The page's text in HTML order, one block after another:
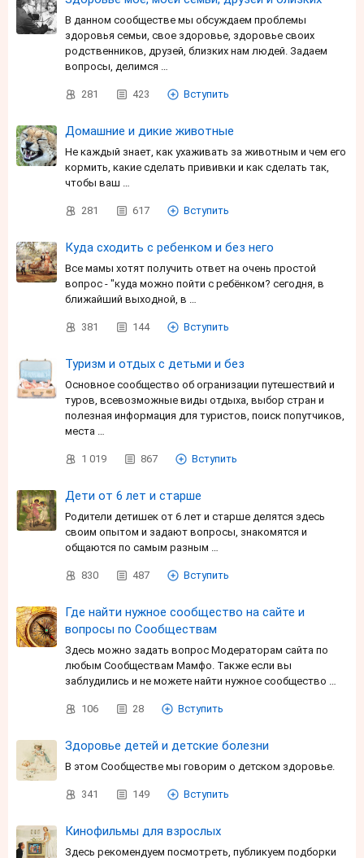
В данном сообществе мы обсуждаем проблемы
здоровья семьи, свое здоровье, здоровье своих
родственников, друзей, близких нам людей. Задаем
вопросы, делимся …
281 423 Вступить
Домашние и дикие животные
Не каждый знает, как ухаживать за животным и чем его
кормить, какие сделать прививки и как сделать так,
чтобы ваш …
281 617 Вступить
Куда сходить с ребенком и без него
Все мамы хотят получить ответ на очень простой
вопрос - "куда можно пойти с ребёнком? сегодня, в
ближайший выходной, в …
381 144 Вступить
Туризм и отдых с детьми и без
Основное сообщество об огранизации путешествий и
туров, всевозможные виды отдыха, выбор стран и
полезная информация для туристов, поиск попутчиков,
места …
1 019 867 Вступить
Дети от 6 лет и старше
Родители детишек от 6 лет и старше делятся здесь
своим опытом и задают вопросы, знакомятся и
общаются по самым разным …
830 487 Вступить
Где найти нужное сообщество на сайте и
вопросы по Сообществам
Здесь можно задать вопрос Модераторам сайта по
любым Сообществам Мамфо. Также если вы
заблудились и не можете найти нужное сообщество …
106 28 Вступить
Здоровье детей и детские болезни
В этом Сообществе мы говорим о детском здоровье.
341 149 Вступить
Кинофильмы для взрослых
Здесь рекомендуем посмотреть, публикуем подборки